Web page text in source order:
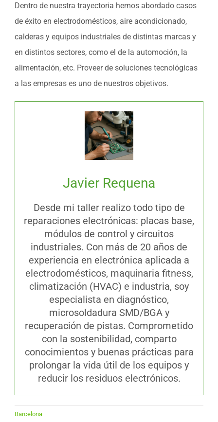
Dentro de nuestra trayectoria hemos abordado casos
de éxito en electrodomésticos, aire acondicionado,
calderas y equipos industriales de distintas marcas y
en distintos sectores, como el de la automoción, la
alimentación, etc. Proveer de soluciones tecnológicas
a las empresas es uno de nuestros objetivos.
Javier Requena
Desde mi taller realizo todo tipo de
reparaciones electrónicas: placas base,
módulos de control y circuitos
industriales. Con más de 20 años de
experiencia en electrónica aplicada a
electrodomésticos, maquinaria fitness,
climatización (HVAC) e industria, soy
especialista en diagnóstico,
microsoldadura SMD/BGA y
recuperación de pistas. Comprometido
con la sostenibilidad, comparto
conocimientos y buenas prácticas para
prolongar la vida útil de los equipos y
reducir los residuos electrónicos.
Barcelona